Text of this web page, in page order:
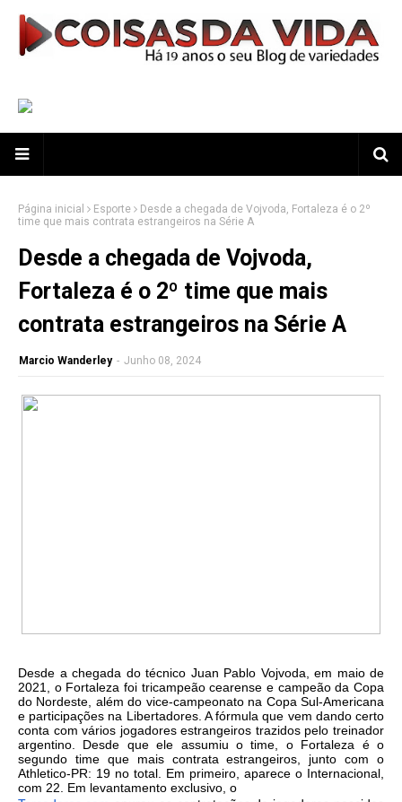
Página inicial Esporte
Desde a chegada de Vojvoda, Fortaleza é o 2º
time que mais contrata estrangeiros na Série A
Desde a chegada de Vojvoda,
Fortaleza é o 2º time que mais
contrata estrangeiros na Série A
Marcio Wanderley - Junho 08, 2024
Desde a chegada do técnico Juan Pablo Vojvoda, em maio de
2021, o Fortaleza foi tricampeão cearense e campeão da Copa
do Nordeste, além do vice-campeonato na Copa Sul-Americana
e participações na Libertadores. A fórmula que vem dando certo
conta com vários jogadores estrangeiros trazidos pelo treinador
argentino. Desde que ele assumiu o time, o Fortaleza é o
segundo time que mais contrata estrangeiros, junto com o
Athletico-PR: 19 no total. Em primeiro, aparece o Internacional,
com 22. Em levantamento exclusivo, o